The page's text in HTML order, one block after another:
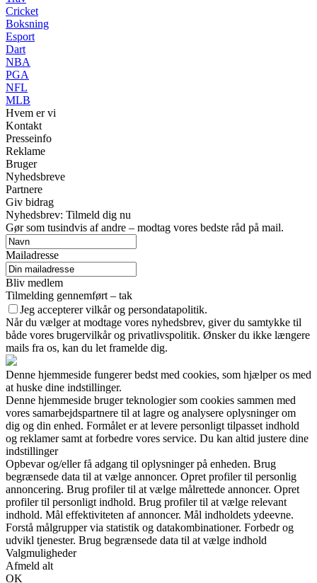
Cricket
Boksning
Esport
Dart
NBA
PGA
NFL
MLB
Hvem er vi
Kontakt
Presseinfo
Reklame
Bruger
Nyhedsbreve
Partnere
Giv bidrag
Nyhedsbrev: Tilmeld dig nu
Gør som tusindvis af andre – modtag vores bedste råd på mail.
Mailadresse
Bliv medlem
Tilmelding gennemført – tak
Jeg accepterer vilkår og persondatapolitik.
Når du vælger at modtage vores nyhedsbrev, giver du samtykke til
både vores brugervilkår og privatlivspolitik. Ønsker du ikke længere
mails fra os, kan du let framelde dig.
Denne hjemmeside fungerer bedst med cookies, som hjælper os med
at huske dine indstillinger.
Denne hjemmeside bruger teknologier som cookies sammen med
vores samarbejdspartnere til at lagre og analysere oplysninger om
dig og din enhed. Formålet er at levere personligt tilpasset indhold
og reklamer samt at forbedre vores service. Du kan altid justere dine
indstillinger
Opbevar og/eller få adgang til oplysninger på enheden. Brug
begrænsede data til at vælge annoncer. Opret profiler til personlig
annoncering. Brug profiler til at vælge målrettede annoncer. Opret
profiler til personligt indhold. Brug profiler til at vælge relevant
indhold. Mål effektiviteten af annoncer. Mål indholdets ydeevne.
Forstå målgrupper via statistik og datakombinationer. Forbedr og
udvikl tjenester. Brug begrænsede data til at vælge indhold
Valgmuligheder
Afmeld alt
OK